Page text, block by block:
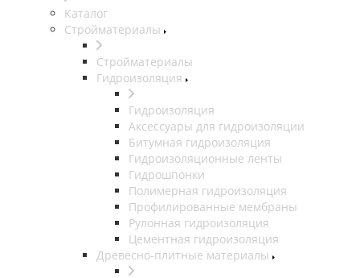
Каталог
Стройматериалы
Стройматериалы
Гидроизоляция
Гидроизоляция
Аксессуары для гидроизоляции
Битумная гидроизоляция
Гидроизоляционные ленты
Гидрошпонки
Полимерная гидроизоляция
Профилированные мембраны
Рулонная гидроизоляция
Цементная гидроизоляция
Древесно-плитные материалы